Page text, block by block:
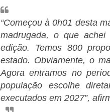
“Começou à 0h01 desta
madrugada, o que
edição. Temos 800
estado. Obviamente, o
Agora entramos no
população escolhe
executados em 2027”,